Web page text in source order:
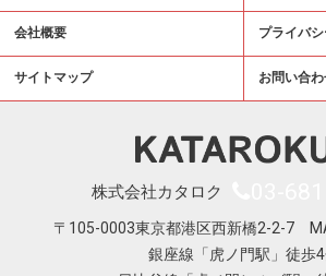
会社概要 プライバ
サイトマップ お問い合
株式会社カタロク
〒105-0003東京都港区西新橋2-2-7
銀座線「虎ノ門駅」徒歩